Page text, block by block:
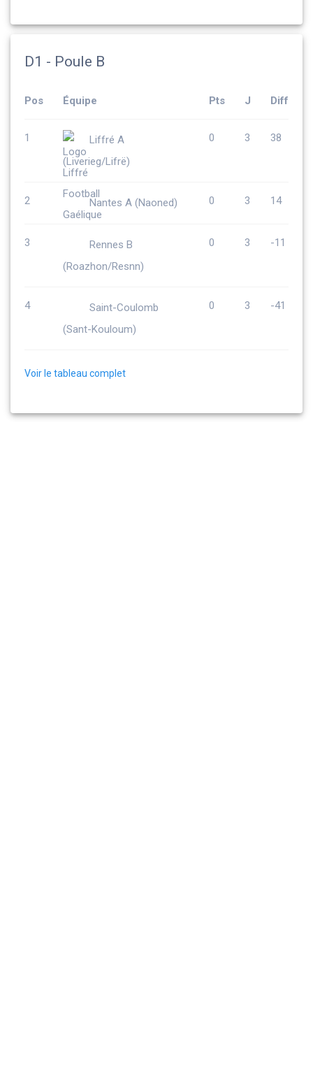
D1 - Poule B
Pos Équipe Pts J Diff
1
Liffré A
(Liverieg/Lifrë)
0 3 38
2 Nantes A (Naoned) 0 3 14
3
Rennes B
(Roazhon/Resnn)
0 3 -11
4
Saint-Coulomb
(Sant-Kouloum)
0 3 -41
Voir le tableau complet